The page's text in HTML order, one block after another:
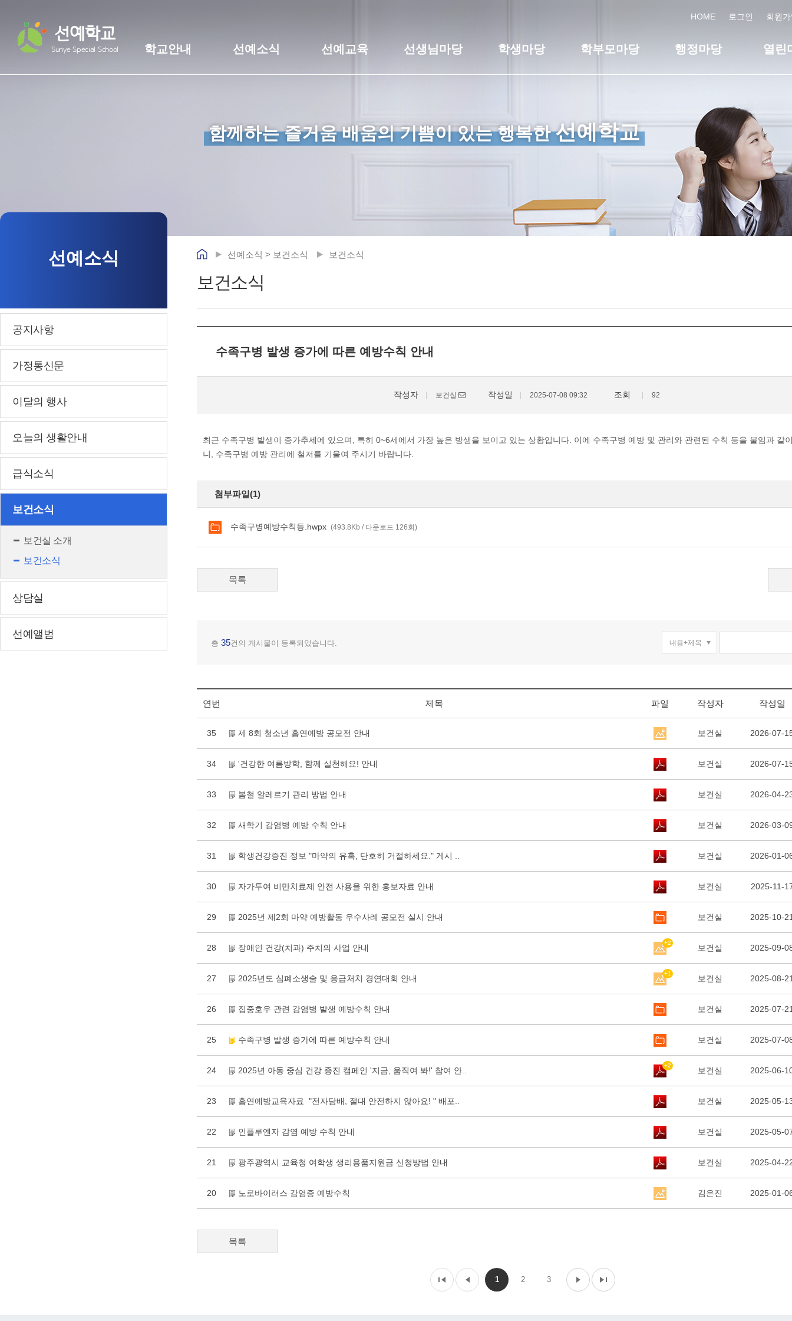
선예학교
Sunye Special School
HOME 로그인 회원
학교안내 선예소식 선예교육 선생님마당 학생마당 학부모마당 행정마당 열린
함께하는 즐거움 배움의 기쁨이 있는 행복한선예학교
선예소식
공지사항
가정통신문
이달의 행사
오늘의 생활안내
급식소식
보건소식
보건실 소개
보건소식
상담실
선예앨범
보건소식
선예소식 > 보건소식 보건소식
수족구병 발생 증가에 따른 예방수칙 안내
작성자 보건실 작성일 2025-07-08 09:32 조회 92
최근 수족구병 발생이 증가추세에 있으며, 특히 0~6세에서 가장 높은 방생을 보이고 있는 상황입니다. 이에 수족구병 예방 및 관리와 관련된 수칙 등을 붙임과 같
니, 수족구병 예방 관리에 철저를 기울여 주시기 바랍니다.
첨부파일(1)
수족구병예방수칙등.hwpx (493.8Kb / 다운로드 126회)
목록
총 35건의 게시물이 등록되었습니다.
연번 제목 파일 작성자 작성일
35 제 8회 청소년 흡연예방 공모전 안내 보건실 2026-07-
34 '건강한 여름방학, 함께 실천해요! 안내 보건실 2026-07-
33 봄철 알레르기 관리 방법 안내 보건실 2026-04-
32 새학기 감염병 예방 수칙 안내 보건실 2026-03-
31 학생건강증진 정보 "마약의 유혹, 단호히 거절하세요." 게시 .. 보건실 2026-01-
30 자가투여 비만치료제 안전 사용을 위한 홍보자료 안내 보건실 2025-11-
29 2025년 제2회 마약 예방활동 우수사례 공모전 실시 안내 보건실 2025-10-
28 장애인 건강(치과) 주치의 사업 안내
+2
보건실 2025-09-
27 2025년도 심폐소생술 및 응급처치 경연대회 안내
+1
보건실 2025-08-
26 집중호우 관련 감염병 발생 예방수칙 안내 보건실 2025-07-
25 수족구병 발생 증가에 따른 예방수칙 안내 보건실 2025-07-
24 2025년 아동 중심 건강 증진 캠페인 '지금, 움직여 봐!' 참여 안..
+2
보건실 2025-06-
23 흡연예방교육자료 "전자담배, 절대 안전하지 않아요! " 배포.. 보건실 2025-05-
22 인플루엔자 감염 예방 수칙 안내 보건실 2025-05-
21 광주광역시 교육청 여학생 생리용품지원금 신청방법 안내 보건실 2025-04-
20 노로바이러스 감염증 예방수칙 김은진 2025-01-
목록
1 2 3